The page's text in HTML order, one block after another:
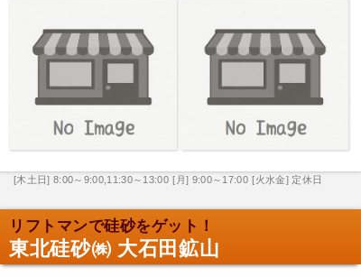
[木土日] 8:00～9:00,11:30～13:00 [月] 9:00～17:00 [火水金] 定休日
リフトマンで硅砂をゲット！
東北硅砂㈱ 大石田鉱山